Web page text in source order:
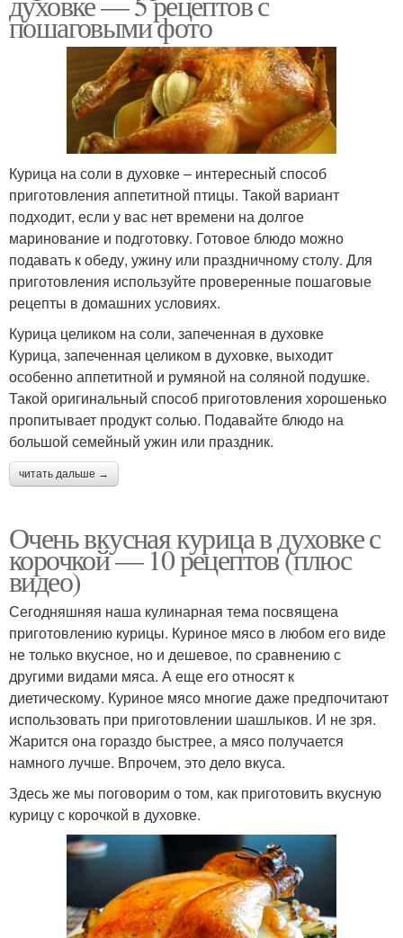
пошаговыми фото
Курица на соли в духовке – интересный способ
приготовления аппетитной птицы. Такой вариант
подходит, если у вас нет времени на долгое
маринование и подготовку. Готовое блюдо можно
подавать к обеду, ужину или праздничному столу. Для
приготовления используйте проверенные пошаговые
рецепты в домашних условиях.
Курица целиком на соли, запеченная в духовке
Курица, запеченная целиком в духовке, выходит
особенно аппетитной и румяной на соляной подушке.
Такой оригинальный способ приготовления хорошенько
пропитывает продукт солью. Подавайте блюдо на
большой семейный ужин или праздник.
читать дальше →
Очень вкусная курица в духовке с
корочкой — 10 рецептов (плюс
видео)
Сегодняшняя наша кулинарная тема посвящена
приготовлению курицы. Куриное мясо в любом его виде
не только вкусное, но и дешевое, по сравнению с
другими видами мяса. А еще его относят к
диетическому. Куриное мясо многие даже предпочитают
использовать при приготовлении шашлыков. И не зря.
Жарится она гораздо быстрее, а мясо получается
намного лучше. Впрочем, это дело вкуса.
Здесь же мы поговорим о том, как приготовить вкусную
курицу с корочкой в духовке.